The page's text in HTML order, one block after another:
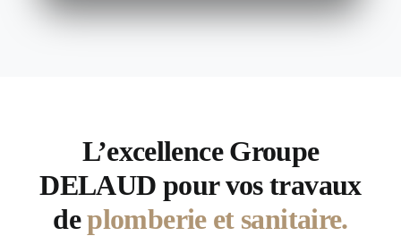
L’excellence Groupe
DELAUD pour vos travaux
deplomberie et sanitaire.